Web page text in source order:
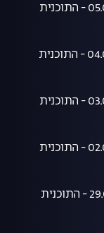
הצינור 05.08.2026 - התוכנית
הצינור 04.08.2026 - התוכנית
הצינור 03.08.2026 - התוכנית
הצינור 02.08.2026 - התוכנית
הצינור 29.07.2026 - התוכנית